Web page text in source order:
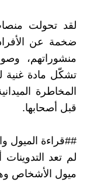
لقد تحولت
ضخمة عن
منشوراتهم،
تشكّل مادة غنية
المخاطرة
قبل أصحابها.
##قراءة الميول
لم تعد
ميول الأشخاص